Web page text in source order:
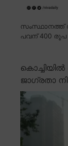
സംസ്ഥാനത്ത്
പവന് 400
ജാഗ്രതാ